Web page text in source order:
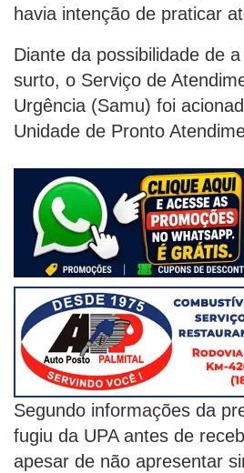
havia intenção de praticar
Diante da possibilidade de
surto, o Serviço de
Urgência (Samu) foi
Unidade de Pronto
Segundo informações da
fugiu da UPA antes de
apesar de não apresentar